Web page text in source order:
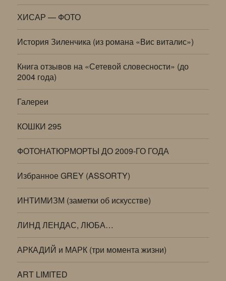
ХИСАР — ФОТО
История Зиленчика (из романа «Вис виталис»)
Книга отзывов на «Сетевой словесности» (до
2004 года)
Галереи
КОШКИ 295
ФОТОНАТЮРМОРТЫ ДО 2009-ГО ГОДА
Избранное GREY (ASSORTY)
ИНТИМИЗМ (заметки об искусстве)
ЛИНД ЛЕНДАС, ЛЮБА…
АРКАДИЙ и МАРК (три момента жизни)
ART LIMITED